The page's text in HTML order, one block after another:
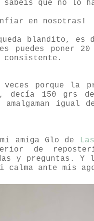
que no lo
en nosotras!
blandito, es
poner 20
consistente.
porque la
decía 150 grs
igual
amiga Glo de
de
y preguntas. Y
calma ante mis